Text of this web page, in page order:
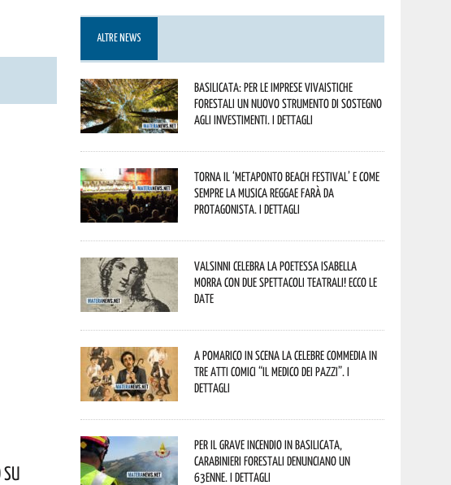
ALTRE NEWS
Basilicata: per le imprese vivaistiche
forestali un nuovo strumento di sostegno
agli investimenti. I dettagli
Torna il ‘Metaponto beach festival’ e come
sempre la musica reggae farà da
protagonista. I dettagli
Valsinni celebra la poetessa Isabella
Morra con due spettacoli teatrali! Ecco le
date
A Pomarico in scena la celebre commedia in
tre atti comici “Il medico dei pazzi”. I
dettagli
Per il grave incendio in Basilicata,
Carabinieri forestali denunciano un
63enne. I dettagli